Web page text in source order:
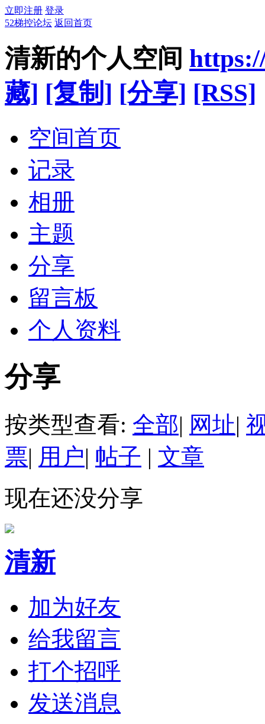
立即注册 登录
52梯控论坛 返回首页
清新的个人空间
藏] [复制] [分享] [RSS]
空间首页
记录
相册
主题
分享
留言板
个人资料
分享
按类型查看: 全部| 网址|
票| 用户| 帖子 | 文章
现在还没分享
清新
加为好友
给我留言
打个招呼
发送消息